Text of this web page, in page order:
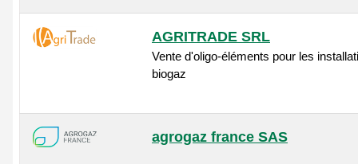
AGRITRADE SRL
Vente d'oligo-éléments pour les
biogaz
agrogaz france SAS